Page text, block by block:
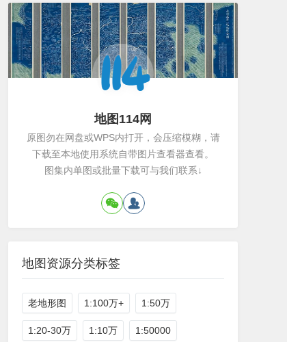
地图114网
原图勿在网盘或WPS内打开，会压缩模糊，请
下载至本地使用系统自带图片查看器查看。
图集内单图或批量下载可与我们联系↓
地图资源分类标签
老地形图 1:100万+ 1:50万
1:20-30万 1:10万 1:50000